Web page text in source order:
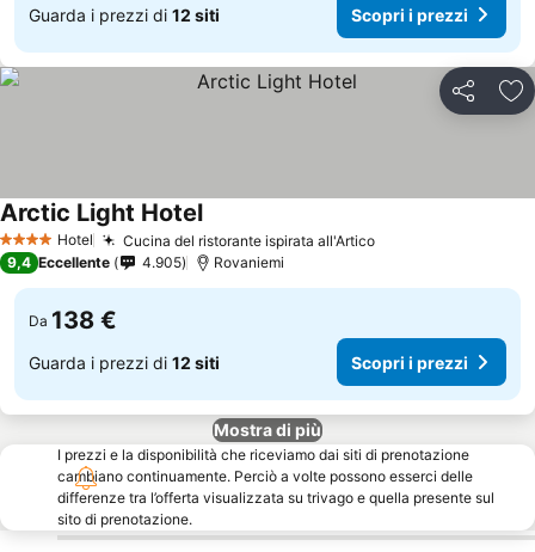
Guarda i prezzi di 12 siti Scopri i prezzi
Condividi
4 Stelle Hotel Cucina del ristorante ispirata all'Artico
Arctic Light Hotel
9,4 Eccellente 4.905 Rovaniemi
Da 138 €
Guarda i prezzi di 12 siti Scopri i prezzi
Mostra di più
I prezzi e la disponibilità che riceviamo dai siti di prenotazione
cambiano continuamente. Perciò a volte possono esserci delle
differenze tra l’offerta visualizzata su trivago e quella presente sul
sito di prenotazione.